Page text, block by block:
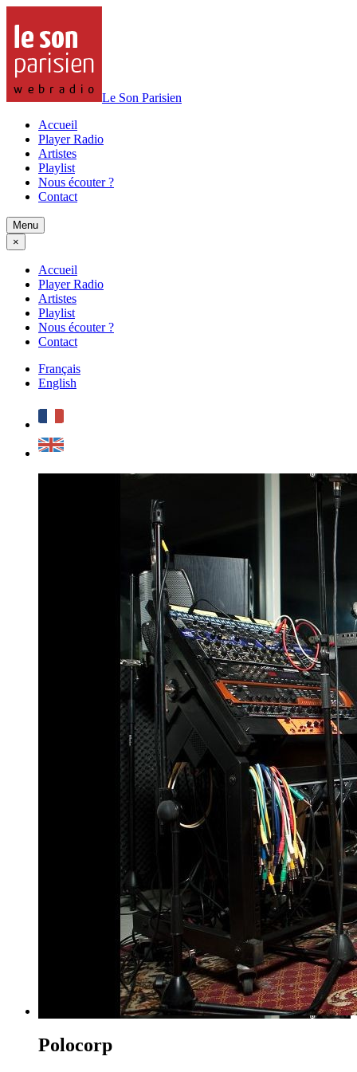
Le Son Parisien
Accueil
Player Radio
Artistes
Playlist
Nous écouter ?
Contact
Menu
×
Accueil
Player Radio
Artistes
Playlist
Nous écouter ?
Contact
Français
English
Polocorp